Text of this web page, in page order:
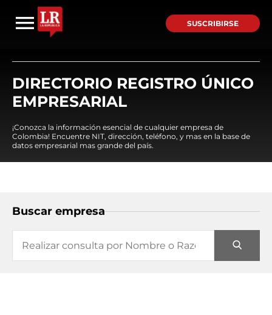
SUSCRIBIRSE
DIRECTORIO REGISTRO ÚNICO
EMPRESARIAL
¡Conozca la información esencial de cualquier empresa de
Colombia! Encuentre NIT, dirección, teléfono, y mas en la base de
datos empresarial mas grande del país.
Buscar empresa